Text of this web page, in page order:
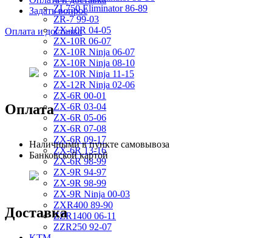
ZL750 Eliminator 86-89
ZR-7 99-03
ZX-10R 04-05
ZX-10R 06-07
ZX-10R Ninja 06-07
ZX-10R Ninja 08-10
ZX-10R Ninja 11-15
ZX-12R Ninja 02-06
ZX-6R 00-01
ZX-6R 03-04
ZX-6R 05-06
ZX-6R 07-08
ZX-6R 09-17
ZX-6R 13-16
ZX-6R 98-99
ZX-9R 94-97
ZX-9R 98-99
ZX-9R Ninja 00-03
ZXR400 89-90
ZZR1400 06-11
ZZR250 92-07
Задать вопрос
Оплата и доставка
Оплата
Наличными в пункте самовывоза
Банковской картой
Доставка